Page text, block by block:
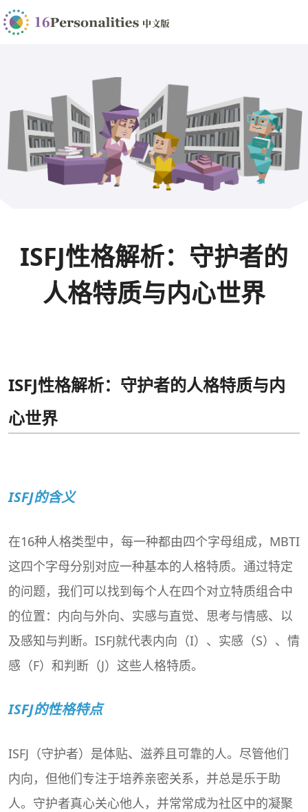
ISFJ性格解析：守护者的
人格特质与内心世界
ISFJ性格解析：守护者的人格特质与内
心世界
ISFJ的含义
在16种人格类型中，每一种都由四个字母组成， MBTI
这四个字母分别对应一种基本的人格特质。通过特定
的问题，我们可以找到每个人在四个对立特质组合中
的位置：内向与外向、实感与直觉、思考与情感、以
及感知与判断。ISFJ就代表内向（I）、实感（S）、情
感（F）和判断（J）这些人格特质。
ISFJ的性格特点
ISFJ（守护者）是体贴、滋养且可靠的人。尽管他们
内向，但他们专注于培养亲密关系，并总是乐于助
人。守护者真心关心他人，并常常成为社区中的凝聚